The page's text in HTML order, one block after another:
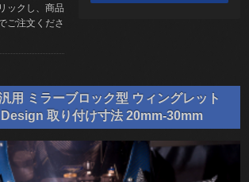
ックし、商品
ご注文くださ
用 ミラーブロック型 ウィングレット
取り付け寸法 20mm-30mm